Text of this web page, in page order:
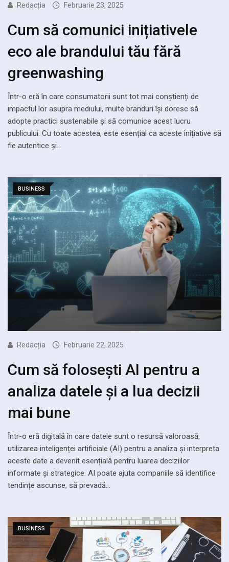
Redacția Februarie 23, 2025
Cum să comunici inițiativele
eco ale brandului tău fără
greenwashing
Într-o eră în care consumatorii sunt tot mai conștienți de
impactul lor asupra mediului, multe branduri își doresc să
adopte practici sustenabile și să comunice acest lucru
publicului. Cu toate acestea, este esențial ca aceste inițiative să
fie autentice și…
BUSINESS
Redacția Februarie 22, 2025
Cum să folosești AI pentru a
analiza datele și a lua decizii
mai bune
Într-o eră digitală în care datele sunt o resursă valoroasă,
utilizarea inteligenței artificiale (AI) pentru a analiza și interpreta
aceste date a devenit esențială pentru luarea deciziilor
informate și strategice. AI poate ajuta companiile să identifice
tendințe ascunse, să prevadă…
BUSINESS